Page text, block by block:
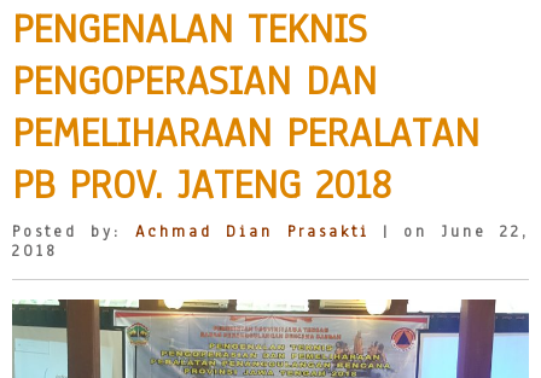
PENGENALAN TEKNIS
PENGOPERASIAN DAN
PEMELIHARAAN PERALATAN
PB PROV. JATENG 2018
Posted by: Achmad Dian Prasakti
| on June 22,
2018